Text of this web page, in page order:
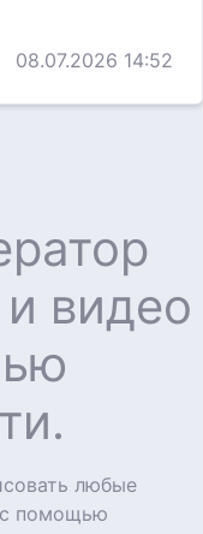
08.07.2026 14:52
видео
любые
с помощью